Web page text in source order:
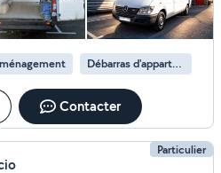
Débarras d'appartement
Contacter
Particulier